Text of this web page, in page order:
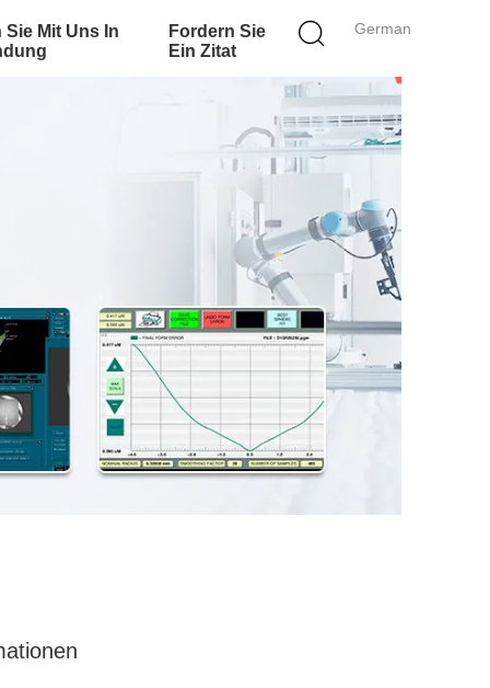
German
Sie Mit Uns In
Fordern Sie
Ein Zitat